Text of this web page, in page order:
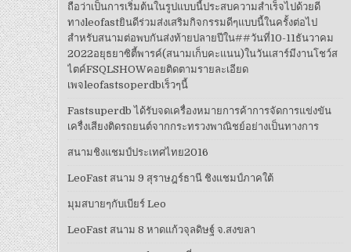
ถือว่าเป็นการเริ่มต้นในรูปแบบนี้ประสบความสำเร็จไปด้วยดี
ทางleofastยินดีร่วมส่งเสริมกิจกรรมดีๆแบบนี้ในครั้งต่อไป
สำหรับสนามต่อพบกันส่งท้ายปลายปีใน##วันที่10-11ธันวาคม
2022อยุธยาซิตี้พารค์(สนามเก็บคะแนน)ในวันเสาร์มีงานโชว์ส
ไตค์FSQLSHOWคอยติดตามรายละเอียด
เพจleofastsoperdbเร็วๆนี้
Fastsuperdb ได้รับจดเครื่องหมายการค้าการจัดการแข่งขัน
เครื่งเสียงติดรถยนต์จากกระทรวงพาณิชย์อย่างเป็นทางการ
สนามชิงแชมป์ประเทศไทย2016
LeoFast สนาม 9 สุราษฎร์ธานี ชิงแชมป์ภาคใต้
มุมสบายๆกับเบียร์ Leo
LeoFast สนาม 8 หาดแก้วจุลดิษฐ์ จ.สงขลา